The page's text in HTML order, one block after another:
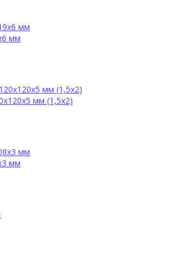
мм
мм (1,5х2)
мм